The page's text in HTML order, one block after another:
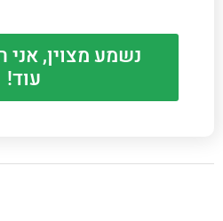
נשמע מצוין,
עוד!